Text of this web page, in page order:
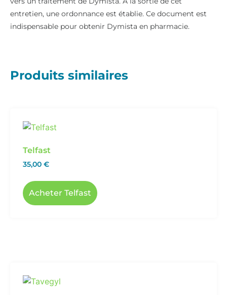
entretien, une ordonnance est établie. Ce document est
indispensable pour obtenir Dymista en pharmacie.
Produits similaires
Telfast
35,00 €
Acheter Telfast